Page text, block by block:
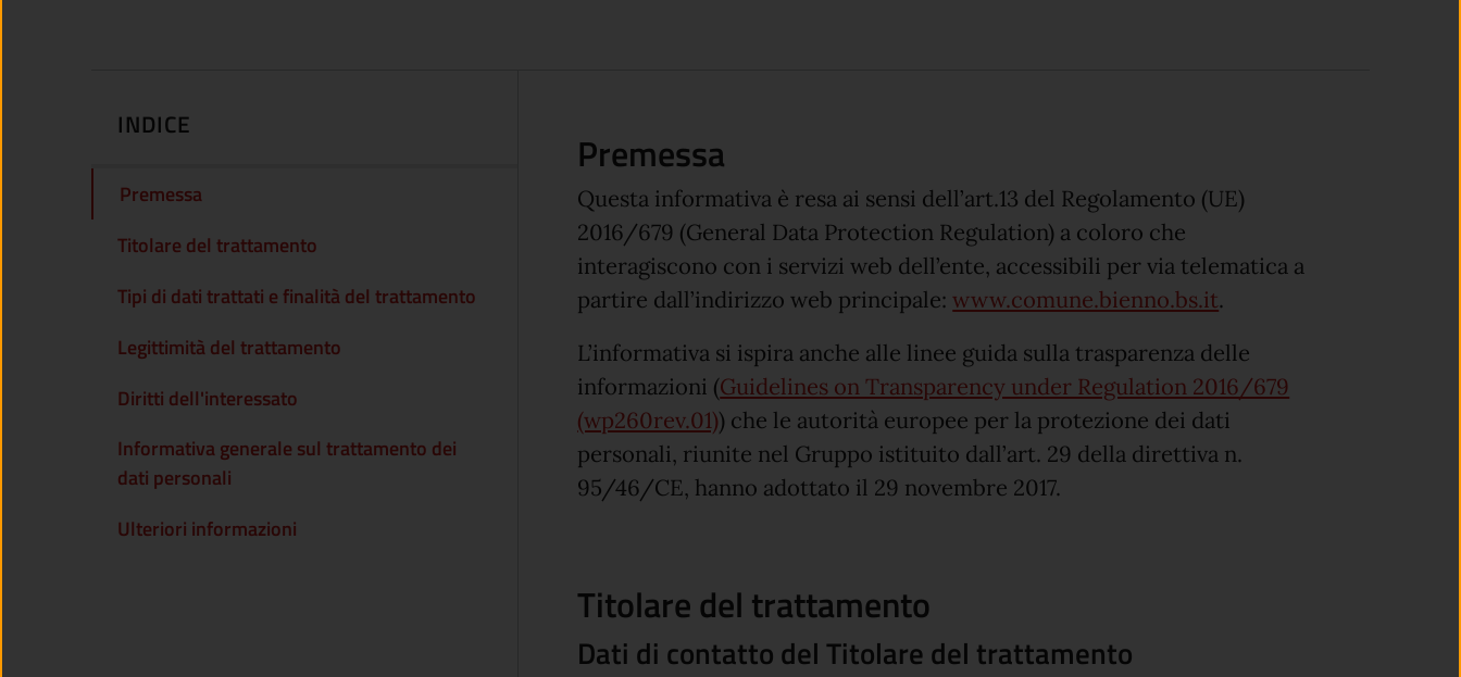
INDICE
Premessa
Titolare del trattamento
Tipi di dati trattati e finalità del trattamento
Legittimità del trattamento
Diritti dell'interessato
Informativa generale sul trattamento dei
dati personali
Ulteriori informazioni
Premessa
Questa informativa è resa ai sensi dell’art.13 del Regolamento (UE)
2016/679 (General Data Protection Regulation) a coloro che
interagiscono con i servizi web dell’ente, accessibili per via telematica a
partire dall’indirizzo web principale:www.comune.bienno.bs.it.
L’informativa si ispira anche alle linee guida sulla trasparenza delle
informazioni (Guidelines on Transparency under Regulation 2016/679
(wp260rev.01)(apre in un'altra scheda).
) che le autorità europee per la protezione dei dati
personali, riunite nel Gruppo istituito dall’art. 29 della direttiva n.
95/46/CE, hanno adottato il 29 novembre 2017.
Titolare del trattamento
Dati di contatto del Titolare del trattamento